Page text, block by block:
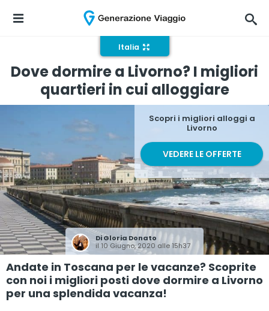
Italia
Dove dormire a Livorno? I migliori
quartieri in cui alloggiare
DiGloria Donato
il 10 Giugno, 2020 alle 15h37
Scopri i migliori alloggi a
Livorno
VEDERE LE OFFERTE
Andate in Toscana per le vacanze? Scoprite
con noi i migliori posti dove dormire a Livorno
per una splendida vacanza!